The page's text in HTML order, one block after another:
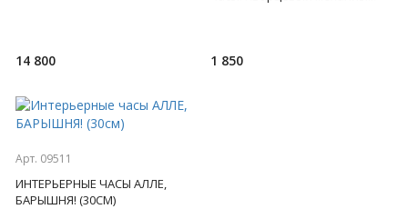
14 800 1 850
Арт. 09511
ИНТЕРЬЕРНЫЕ ЧАСЫ АЛЛЕ,
БАРЫШНЯ! (30СМ)